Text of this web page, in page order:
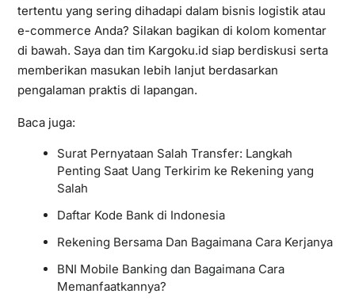
tertentu yang sering dihadapi dalam bisnis logistik atau
e-commerce Anda? Silakan bagikan di kolom komentar
di bawah. Saya dan tim Kargoku.id siap berdiskusi serta
memberikan masukan lebih lanjut berdasarkan
pengalaman praktis di lapangan.
Baca juga:
Surat Pernyataan Salah Transfer: Langkah
Penting Saat Uang Terkirim ke Rekening yang
Salah
Daftar Kode Bank di Indonesia
Rekening Bersama Dan Bagaimana Cara Kerjanya
BNI Mobile Banking dan Bagaimana Cara
Memanfaatkannya?